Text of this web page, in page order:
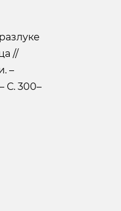
//
–
С. 300–